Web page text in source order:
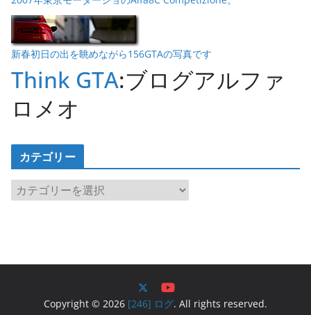
新春初日の出を眺めながら156GTAの写真です
Think GTA:ブログアルファ
ロメオ
カテゴリー
カ
テ
Copyright © 2026 [246] ログ. All rights reserved.